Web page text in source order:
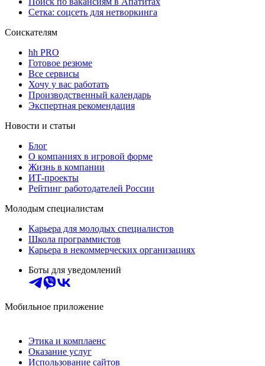
Сетка: соцсеть для нетворкинга
Соискателям
hh PRO
Готовое резюме
Все сервисы
Хочу у вас работать
Производственный календарь
Экспертная рекомендация
Новости и статьи
Блог
О компаниях в игровой форме
Жизнь в компании
ИТ-проекты
Рейтинг работодателей России
Молодым специалистам
Карьера для молодых специалистов
Школа программистов
Карьера в некоммерческих организациях
Боты для уведомлений
Мобильное приложение
Этика и комплаенс
Оказание услуг
Использование сайтов